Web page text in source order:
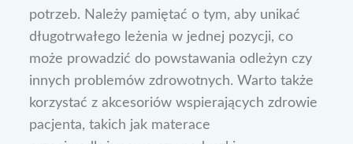
potrzeb. Należy pamiętać o tym, aby unikać
długotrwałego leżenia w jednej pozycji, co
może prowadzić do powstawania odleżyn czy
innych problemów zdrowotnych. Warto także
korzystać z akcesoriów wspierających zdrowie
pacjenta, takich jak materace